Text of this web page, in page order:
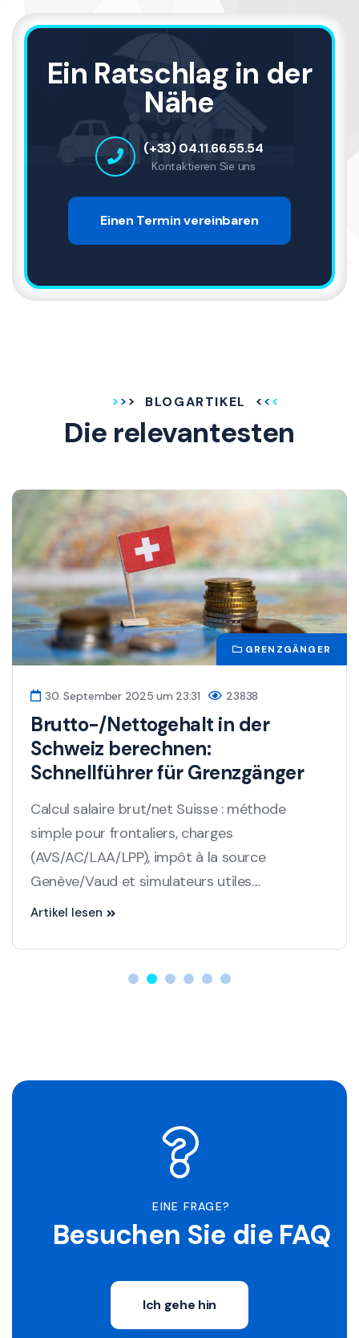
Ein Ratschlag in der
Nähe
(+33) 04.11.66.55.54
Kontaktieren Sie uns
Einen Termin vereinbaren
BLOGARTIKEL
Die relevantesten
GRENZGÄNGER
30. September 2025 um 23:31 23838
Brutto-/Nettogehalt in der
Schweiz berechnen:
Schnellführer für Grenzgänger
Calcul salaire brut/net Suisse : méthode
simple pour frontaliers, charges
(AVS/AC/LAA/LPP), impôt à la source
Genève/Vaud et simulateurs utiles....
Artikel lesen
EINE FRAGE?
Besuchen Sie die FAQ
Ich gehe hin